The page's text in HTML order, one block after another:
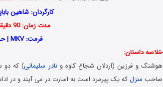
کارگردان: شاهین
مدت زمان: 90 دقیقه | سال تولید: 1391
فرمت: MKV | حجم: 743 مگابایت
خلاصه داستان:
هوشنگ و فرزین (اردلان شجاع کاوه ونادر سلیمانی) که دو
صاحب منزلکه یک پیرمرد است به اسارت در می آیند و در